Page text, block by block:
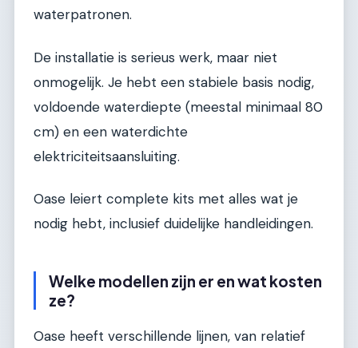
waterpatronen.
De installatie is serieus werk, maar niet
onmogelijk. Je hebt een stabiele basis nodig,
voldoende waterdiepte (meestal minimaal 80
cm) en een waterdichte
elektriciteitsaansluiting.
Oase leiert complete kits met alles wat je
nodig hebt, inclusief duidelijke handleidingen.
Welke modellen zijn er en wat kosten
ze?
Oase heeft verschillende lijnen, van relatief